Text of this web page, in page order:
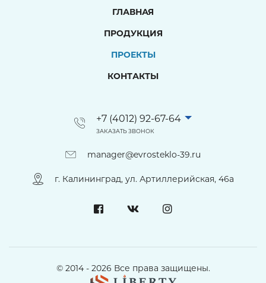
ГЛАВНАЯ
ПРОДУКЦИЯ
ПРОЕКТЫ
КОНТАКТЫ
+7 (4012) 92-67-64
ЗАКАЗАТЬ ЗВОНОК
manager@evrosteklo-39.ru
г. Калининград, ул. Артиллерийская, 46а
© 2014 - 2026 Все права защищены.